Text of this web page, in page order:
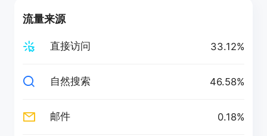
流量来源
直接访问 33.12%
自然搜索 46.58%
邮件 0.18%